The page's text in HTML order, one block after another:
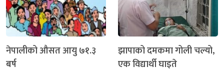
नेपालीको औसत आयु ७१.३
बर्ष
झापाको दमकमा गोली चल्यो,
एक विद्यार्थी घाइते